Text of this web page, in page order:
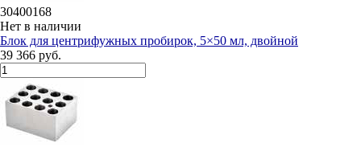
30400168
Нет в наличии
Блок для центрифужных пробирок, 5×50 мл, двойной
39 366 руб.